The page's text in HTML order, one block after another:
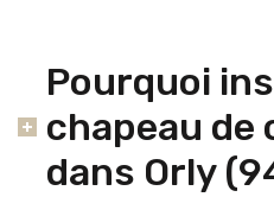
Pourquoi
chapeau de
dans Orly